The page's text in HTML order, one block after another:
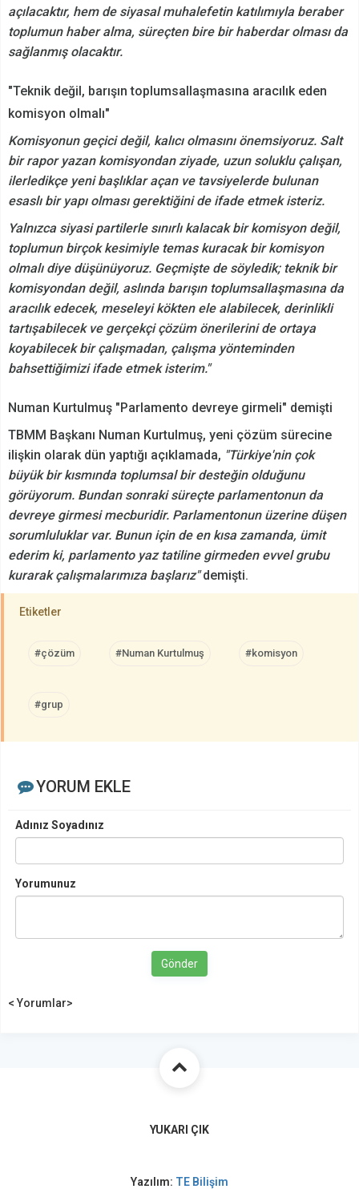
açılacaktır, hem de siyasal muhalefetin katılımıyla beraber
toplumun haber alma, süreçten bire bir haberdar olması da
sağlanmış olacaktır.
"Teknik değil, barışın toplumsallaşmasına aracılık eden
komisyon olmalı"
Komisyonun geçici değil, kalıcı olmasını önemsiyoruz. Salt
bir rapor yazan komisyondan ziyade, uzun soluklu çalışan,
ilerledikçe yeni başlıklar açan ve tavsiyelerde bulunan
esaslı bir yapı olması gerektiğini de ifade etmek isteriz.
Yalnızca siyasi partilerle sınırlı kalacak bir komisyon değil,
toplumun birçok kesimiyle temas kuracak bir komisyon
olmalı diye düşünüyoruz. Geçmişte de söyledik; teknik bir
komisyondan değil, aslında barışın toplumsallaşmasına da
aracılık edecek, meseleyi kökten ele alabilecek, derinlikli
tartışabilecek ve gerçekçi çözüm önerilerini de ortaya
koyabilecek bir çalışmadan, çalışma yönteminden
bahsettiğimizi ifade etmek isterim."
Numan Kurtulmuş "Parlamento devreye girmeli" demişti
TBMM Başkanı Numan Kurtulmuş, yeni çözüm sürecine
ilişkin olarak dün yaptığı açıklamada, "Türkiye'nin çok
büyük bir kısmında toplumsal bir desteğin olduğunu
görüyorum. Bundan sonraki süreçte parlamentonun da
devreye girmesi mecburidir. Parlamentonun üzerine düşen
sorumluluklar var. Bunun için de en kısa zamanda, ümit
ederim ki, parlamento yaz tatiline girmeden evvel grubu
kurarak çalışmalarımıza başlarız"demişti.
Etiketler
#çözüm #Numan Kurtulmuş #komisyon
#grup
YORUM EKLE
Adınız Soyadınız
Yorumunuz
Gönder
< Yorumlar>
YUKARI ÇIK
Yazılım: TE Bilişim